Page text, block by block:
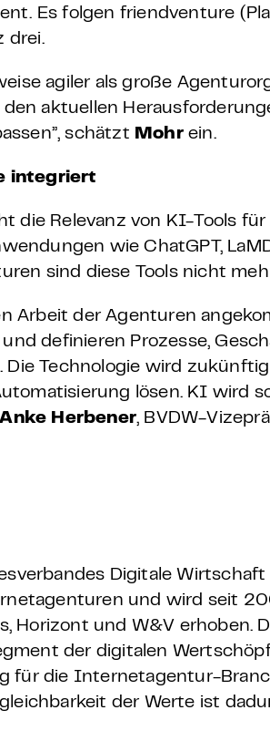
Es folgen friendventure
drei.
agiler als große
aktuellen
schätzt Mohrein.
integriert
die Relevanz von KI-Tools
wie ChatGPT,
sind diese Tools nicht
Arbeit der Agenturen
definieren Prozesse,
Die Technologie wird
lösen. KI wird
Anke Herbener, BVDW-
Digitale Wirtschaft
und wird seit
Horizont und W&V erhoben.
der digitalen
für die Internetagentur-
der Werte ist